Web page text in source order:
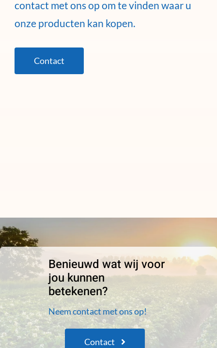
contact met ons op om te vinden waar u
onze producten kan kopen.
Contact
Benieuwd wat wij voor
jou kunnen
betekenen?
Neem contact met ons op!
Contact